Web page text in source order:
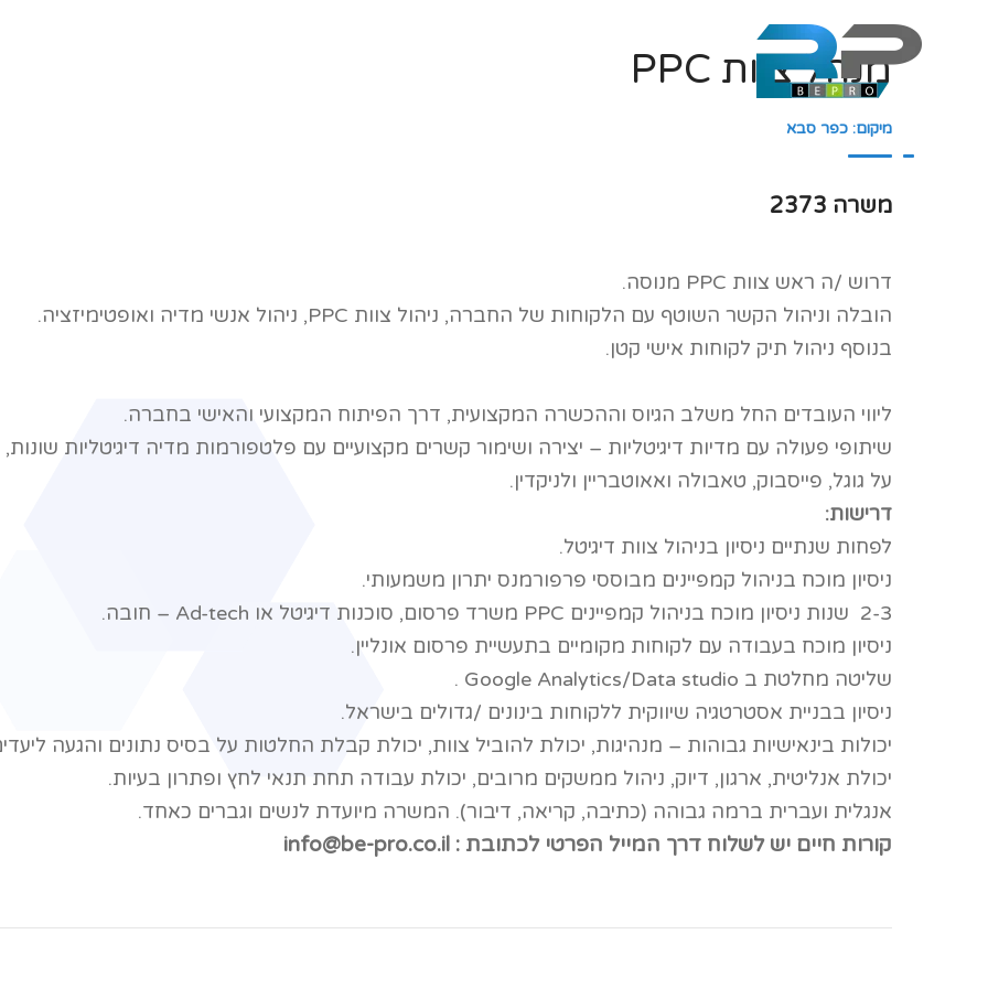
מנהל צוות PPC
מיקום: כפר סבא
משרה 2373
דרוש /ה ראש צוות
מנוסה.
הובלה וניהול הקשר השוטף עם הלקוחות של החברה, ניהול צוות PPC, ניהול אנשי מדיה ואופטימיזציה.
בנוסף ניהול תיק לקוחות אישי קטן.
ליווי העובדים החל משלב הגיוס וההכשרה המקצועית, דרך הפיתוח המקצועי והאישי בחברה.
שיתופי פעולה עם מדיות דיגיטליות – יצירה ושימור קשרים מקצועיים עם פלטפורמות מדיה דיגיטליות
על גוגל, פייסבוק, טאבולה ואאוטבריין ולניקדין.
דרישות:
לפחות שנתיים ניסיון בניהול צוות דיגיטל.
ניסיון מוכח בניהול קמפיינים מבוססי פרפורמנס יתרון משמעותי.
2-3 שנות ניסיון מוכח בניהול קמפיינים משרד פרסום, סוכנות דיגיטל או חובה.
ניסיון מוכח בעבודה עם לקוחות מקומיים בתעשיית פרסום אונליין.
שליטה מחלטת ב Google Analytics/Data studio
.
ניסיון בבניית אסטרטגיה שיווקית ללקוחות בינונים /גדולים בישראל.
יכולות בינאישיות גבוהות – מנהיגות, יכולת להוביל צוות, יכולת קבלת החלטות על בסיס נתונים והגעה
יכולת אנליטית, ארגון, דיוק, ניהול ממשקים מרובים, יכולת עבודה תחת תנאי לחץ ופתרון בעיות.
אנגלית ועברית ברמה גבוהה (כתיבה, קריאה, דיבור). המשרה מיועדת לנשים וגברים כאחד.
קורות חיים יש לשלוח דרך המייל הפרטי לכתובת : info@be-pro.co.il